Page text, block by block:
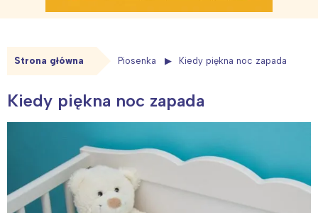
Strona główna Piosenka Kiedy piękna noc zapada
Kiedy piękna noc zapada